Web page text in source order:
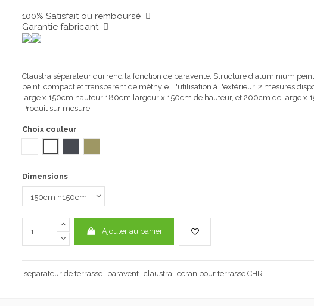
100% Satisfait ou remboursé
Garantie fabricant
Claustra séparateur qui rend la fonction de paravente. Structure d'aluminium
peint, compact et transparent de méthyle. L'utilisation à l'extérieur. 2 mesures
large x 150cm hauteur 180cm largeur x 150cm de hauteur, et 200cm de large x
Produit sur mesure.
Choix couleur
Dimensions
Ajouter au panier
separateur de terrasse paravent claustra ecran pour terrasse CHR